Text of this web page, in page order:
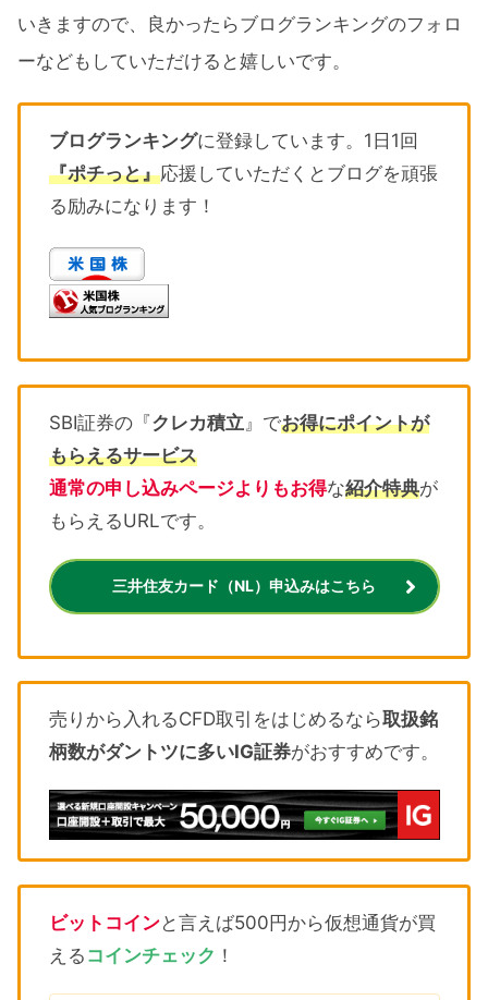
いきますので、良かったらブログランキングのフォロ
ーなどもしていただけると嬉しいです。
ブログランキングに登録しています。1日1回
『ポチっと』応援していただくとブログを頑張
る励みになります！
SBI証券の『クレカ積立 』でお得にポイントが
もらえるサービス
通常の申し込みページよりもお得な紹介特典が
もらえるURLです。
三井住友カード（NL）申込みはこちら
売りから入れるCFD取引をはじめるなら取扱銘
柄数がダントツに多いIG証券がおすすめです。
ビットコインと言えば500円から仮想通貨が買
える コインチェック ！